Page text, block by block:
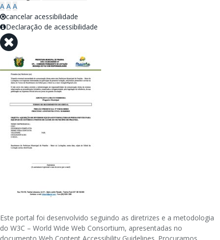
A A A
cancelar acessibilidade
Declaração de acessibilidade
Este portal foi desenvolvido seguindo as diretrizes e a metodologia
do W3C – World Wide Web Consortium, apresentadas no